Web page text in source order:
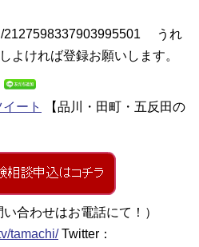
2127598337903995501 うれ
よければ登録お願いします。
ート
【品川・田町・五反田の
い合わせはお電話にて！）
tamachi/Twitter：